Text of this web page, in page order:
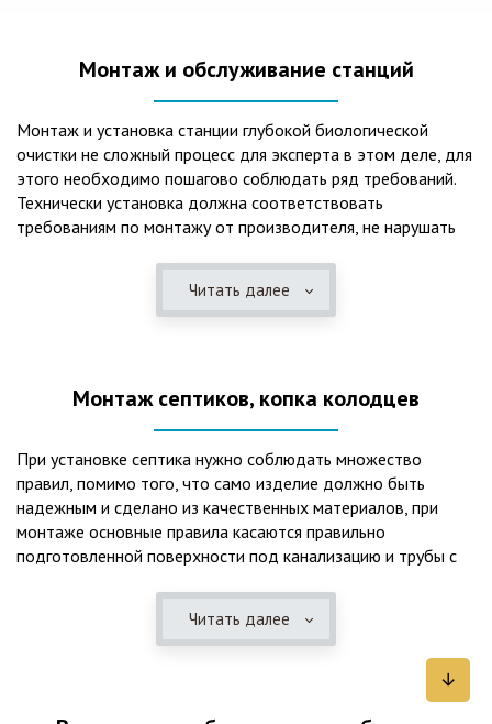
Монтаж и обслуживание станций
Монтаж и установка станции глубокой биологической
очистки не сложный процесс для эксперта в этом деле, для
этого необходимо пошагово соблюдать ряд требований.
Технически установка должна соответствовать
требованиям по монтажу от производителя, не нарушать
представления о требованиях ПУЭ, ведь не качественный
монтаж может привезти не только к выходу из строя
вод – самый эффективный способ из всех существующих
оборудования вода может применяться для хозяйственных
нужд и полива огорода, а остатки ила при чистке могут
стать эффективным удобрением. Нет необходимости
тратить средства на ассенизаторскую машину. Системы
монтируются при минимуме земляных работ, без грязи и
заезда крупной техники, даже при очень высоком уровне
грунтовых вод. Служат до 50 и более лет при уникальной
необходимо удалять ил, самостоятельно или с помощью
Читать далее
Монтаж септиков, копка колодцев
При установке септика нужно соблюдать множество
правил, помимо того, что само изделие должно быть
надежным и сделано из качественных материалов, при
монтаже основные правила касаются правильно
подготовленной поверхности под канализацию и трубы с
Мы установим Вам емкости для фильтрации и отстаивания
сточных вод по технологиям, не приводящим к загрязнению
Читать далее